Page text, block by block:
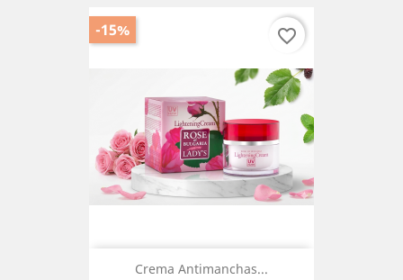
Crema Antimanchas...
-15% favorite_border